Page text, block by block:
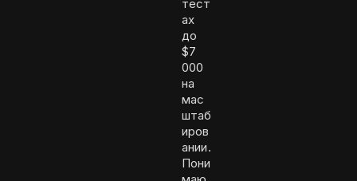
тест
ах
до
$7
000
на
мас
штаб
иров
ании.
Пони